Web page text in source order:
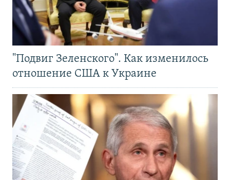
"Подвиг Зеленского". Как изменилось
отношение США к Украине